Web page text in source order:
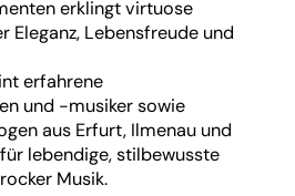
erklingt virtuose
Eleganz, Lebensfreude und
erfahrene
und -musiker sowie
aus Erfurt, Ilmenau und
lebendige, stilbewusste
Musik.